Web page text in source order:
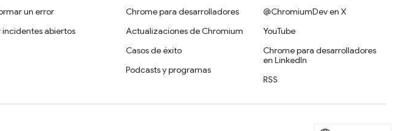
un error
incidentes abiertos
Chrome para desarrolladores
Actualizaciones de Chromium
Casos de éxito
Podcasts y programas
@ChromiumDev en X
YouTube
Chrome para desarrolladores
en LinkedIn
RSS